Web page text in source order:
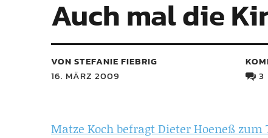
Auch mal die
VON STEFANIE FIEBRIG
16. MÄRZ 2009
3
Matze Koch befragt Dieter Hoeneß